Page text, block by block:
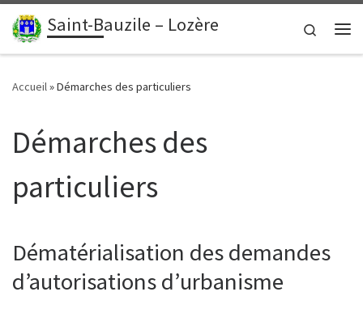
principal
Passer au contenu
Saint-Bauzile – Lozère
Search
Accueil»Démarches des particuliers
Démarches des
particuliers
Dématérialisation des demandes
d’autorisations d’urbanisme